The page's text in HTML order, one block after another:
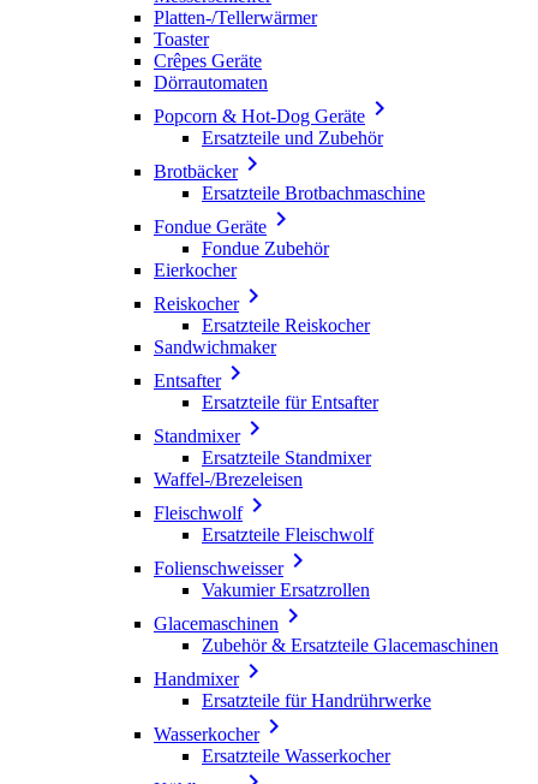
Platten-/Tellerwärmer
Toaster
Crêpes Geräte
Dörrautomaten
Popcorn & Hot-Dog Geräte 
Ersatzteile und Zubehör
Brotbäcker
Ersatzteile Brotbachmaschine
Fondue Geräte 
Fondue Zubehör
Eierkocher
Reiskocher
Ersatzteile Reiskocher
Sandwichmaker
Entsafter
Ersatzteile für Entsafter
Standmixer
Ersatzteile Standmixer
Waffel-/Brezeleisen
Fleischwolf
Ersatzteile Fleischwolf
Folienschweisser
Vakumier Ersatzrollen
Glacemaschinen 
Zubehör & Ersatzteile Glacemaschinen
Handmixer
Ersatzteile für Handrührwerke
Wasserkocher
Ersatzteile Wasserkocher